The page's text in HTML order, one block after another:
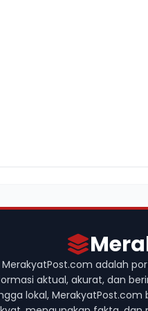
MerakyatPost.com adalah
aktual, akurat, dan
lokal,